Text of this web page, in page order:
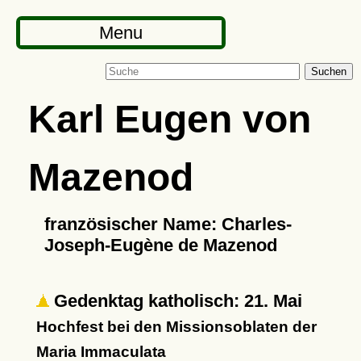
Menu
Suchen
Karl Eugen von
Mazenod
französischer Name: Charles-
Joseph-Eugène de Mazenod
Gedenktag katholisch: 21. Mai
Hochfest bei den Missionsoblaten der
Maria Immaculata